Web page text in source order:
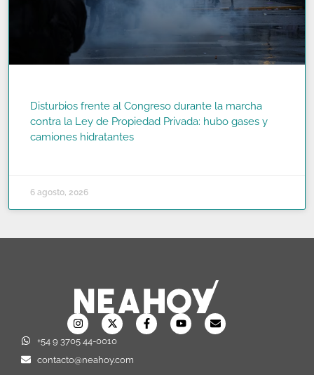
Disturbios frente al Congreso durante la marcha
contra la Ley de Propiedad Privada: hubo gases y
camiones hidratantes
6 agosto, 2026
+54 9 3705 44-0010
contacto@neahoy.com